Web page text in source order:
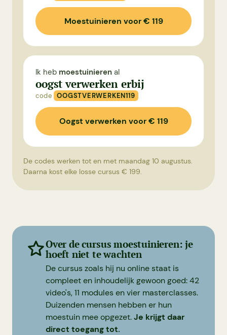
Moestuinieren voor € 119
Ik heb moestuinieren al
oogst verwerken erbij
code OOGSTVERWERKEN119
Oogst verwerken voor € 119
De codes werken tot en met maandag 10 augustus.
Daarna kost elke losse cursus € 199.
Over de cursus moestuinieren: je
hoeft niet te wachten
De cursus zoals hij nu online staat is
compleet en inhoudelijk gewoon goed: 42
video's, 11 modules en vier masterclasses.
Duizenden mensen hebben er hun
moestuin mee opgezet. Je krijgt daar
direct toegang tot.